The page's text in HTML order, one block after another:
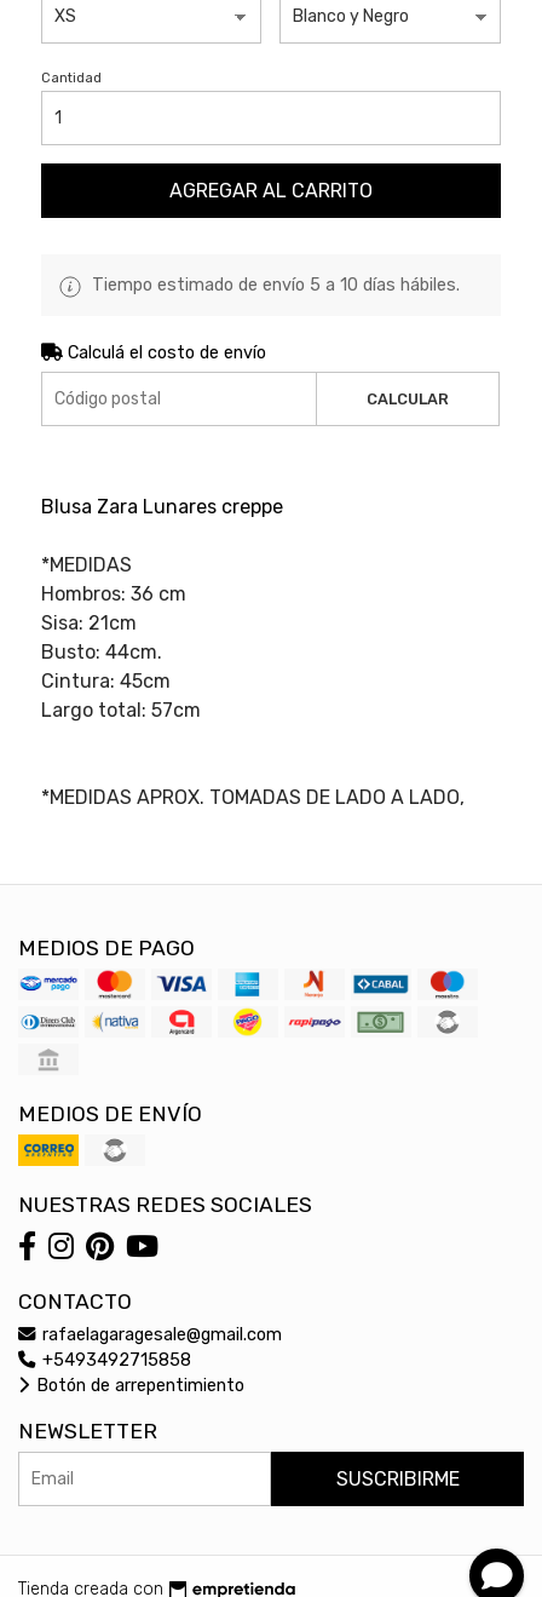
Cantidad
AGREGAR AL CARRITO
Tiempo estimado de envío 5 a 10 días hábiles.
Calculá el costo de envío
CALCULAR
Blusa Zara Lunares creppe
*MEDIDAS
Hombros: 36 cm
Sisa: 21cm
Busto: 44cm.
Cintura: 45cm
Largo total: 57cm
*MEDIDAS APROX. TOMADAS DE LADO A LADO,
MEDIOS DE PAGO
MEDIOS DE ENVÍO
NUESTRAS REDES SOCIALES
CONTACTO
rafaelagaragesale@gmail.com
+5493492715858
Botón de arrepentimiento
NEWSLETTER
SUSCRIBIRME
Tienda creada con